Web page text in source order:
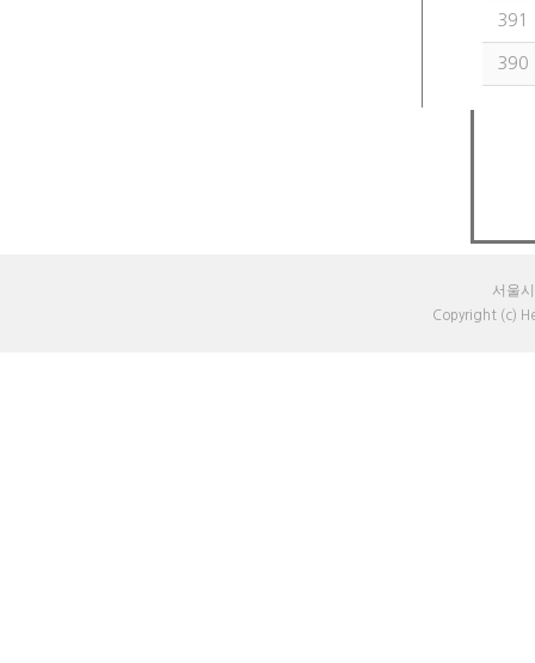
391
390
서울
Copyright (c)